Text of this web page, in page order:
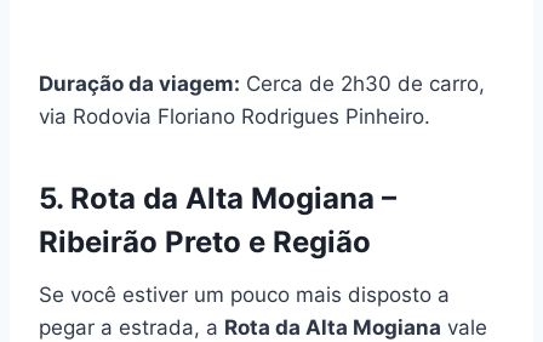
Duração da viagem: Cerca de 2h30 de carro,
via Rodovia Floriano Rodrigues Pinheiro.
5. Rota da Alta Mogiana –
Ribeirão Preto e Região
Se você estiver um pouco mais disposto a
pegar a estrada, a Rota da Alta Mogiana vale